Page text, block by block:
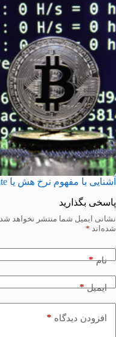
آشنایی با مفهوم نرخ هش یا Hash Rate در ارزهای دیجیتال
پاسخی بگذارید
نشانی ایمیل شما منتشر نخواهد شد.
شده‌اند *
نام*
ایمیل*
افزودن دیدگاه *